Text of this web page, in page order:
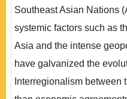
Southeast Asian Nations
systemic factors such as
Asia and the intense
have galvanized the
Interregionalism between